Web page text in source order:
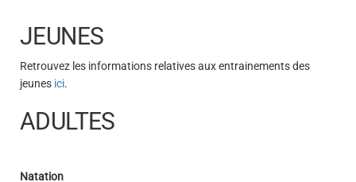
JEUNES
Retrouvez les informations relatives aux entrainements des
jeunes ici.
ADULTES
Natation